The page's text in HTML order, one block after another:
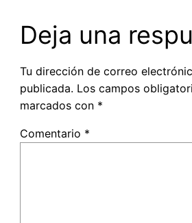
Deja una
Tu dirección de correo
publicada. Los campos
marcados con *
Comentario *